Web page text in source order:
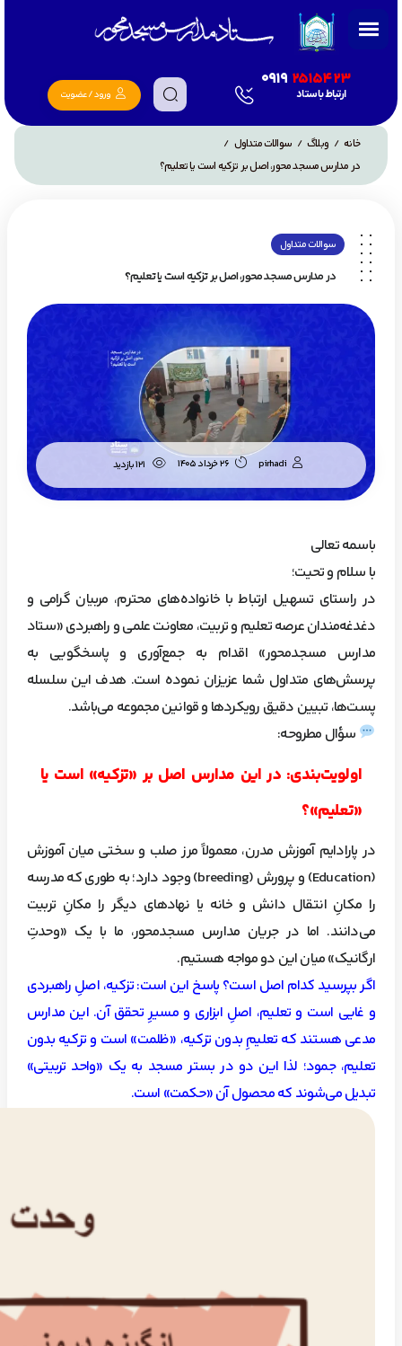
0919 2515423
ارتباط با ستاد ورود / عضویت
خانه / وبلاگ / سوالات متداول /
در مدارس مسجد محور، اصل بر تزکیه است یا تعلیم؟
سوالات متداول
در مدارس مسجد محور، اصل بر تزکیه است یا تعلیم؟
26 خرداد 1405 pirhadi
باسمه تعالی
با سلام و تحیت؛
در راستای تسهیل ارتباط با خانواده‌های محترم، مربیان گرامی و
دغدغه‌مندان عرصه تعلیم و تربیت، معاونت علمی و راهبردی «ستاد
مدارس مسجدمحور» اقدام به جمع‌آوری و پاسخگویی به
پرسش‌های متداول شما عزیزان نموده است. هدف این سلسله
پست‌ها، تبیین دقیق رویکردها و قوانین مجموعه می‌باشد.
سؤال مطروحه:
اولویت‌بندی: در این مدارس اصل بر «تزکیه» است یا
«تعلیم»؟
در پارادایم آموزش مدرن، معمولاً مرز صلب و سختی میان آموزش
(Education) و پرورش (breeding) وجود دارد؛ به طوری که مدرسه
را مکانِ انتقال دانش و خانه یا نهادهای دیگر را مکانِ تربیت
می‌دانند. اما در جریان مدارس مسجدمحور، ما با یک «وحدتِ
ارگانیک» میان این دو مواجه هستیم.
اگر بپرسید کدام اصل است؟ پاسخ این است: تزکیه، اصلِ راهبردی
و غایی است و تعلیم، اصلِ ابزاری و مسیرِ تحقق آن. این مدارس
مدعی هستند که تعلیمِ بدون تزکیه، «ظلمت» است و تزکیه بدون
تعلیم، جمود؛ لذا این دو در بستر مسجد به یک «واحد تربیتی»
تبدیل می‌شوند که محصول آن «حکمت» است.